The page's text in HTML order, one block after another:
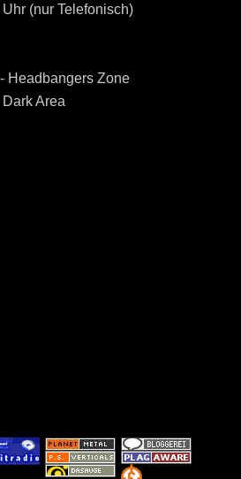
(nur Telefonisch)
Headbangers Zone
Area